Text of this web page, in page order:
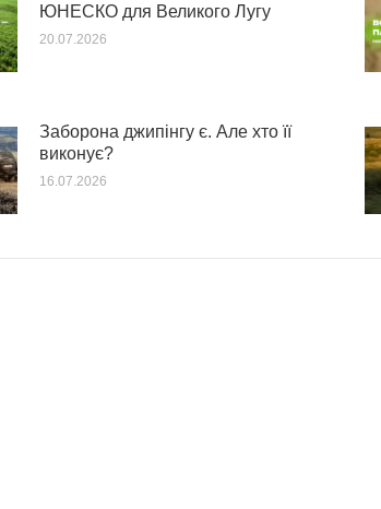
ЮНЕСКО для Великого Лугу
20.07.2026
Заборона джипінгу є. Але хто її
виконує?
16.07.2026